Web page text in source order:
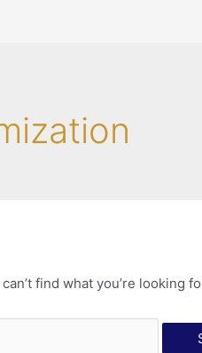
find what you’re looking